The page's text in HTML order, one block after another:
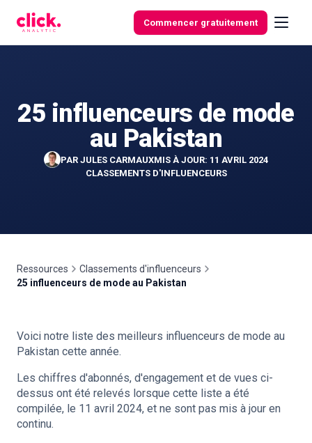
Commencer gratuitement
Fonctionnalités
Outils
gratuits
🇫🇷FR
25 influenceurs de mode
au Pakistan
PAR JULES CARMAUXMIS À JOUR: 11 AVRIL 2024
CLASSEMENTS D'INFLUENCEURS
Ressources
Classements d'influenceurs
25 influenceurs de mode au Pakistan
Voici notre liste des meilleurs influenceurs de mode au
Pakistan cette année.
Les chiffres d'abonnés, d'engagement et de vues ci-
dessus ont été relevés lorsque cette liste a été
compilée, le 11 avril 2024, et ne sont pas mis à jour en
continu.